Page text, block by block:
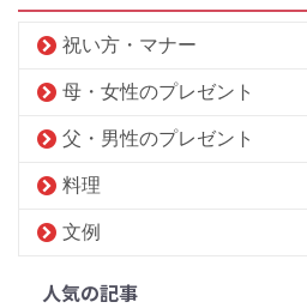
祝い方・マナー
母・女性のプレゼント
父・男性のプレゼント
料理
文例
人気の記事